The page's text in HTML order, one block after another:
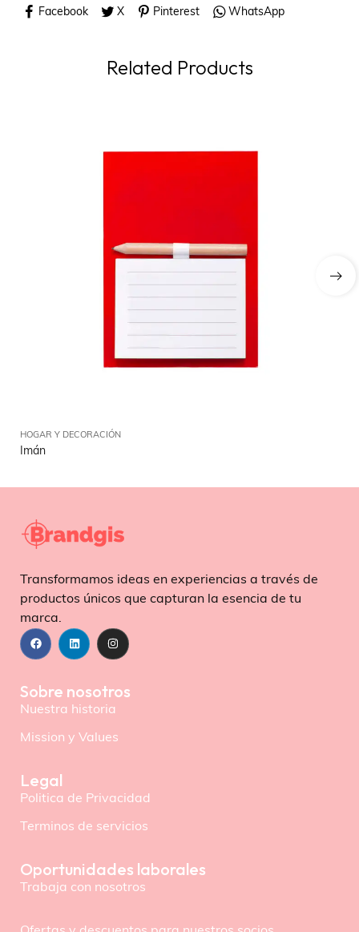
Facebook X Pinterest WhatsApp
Related Products
HOGAR Y DECORACIÓN
Imán
Transformamos ideas en experiencias a través de
productos únicos que capturan la esencia de tu
marca.
Sobre nosotros
Nuestra historia
Mission y Values
Legal
Politica de Privacidad
Terminos de servicios
Oportunidades laborales
Trabaja con nosotros